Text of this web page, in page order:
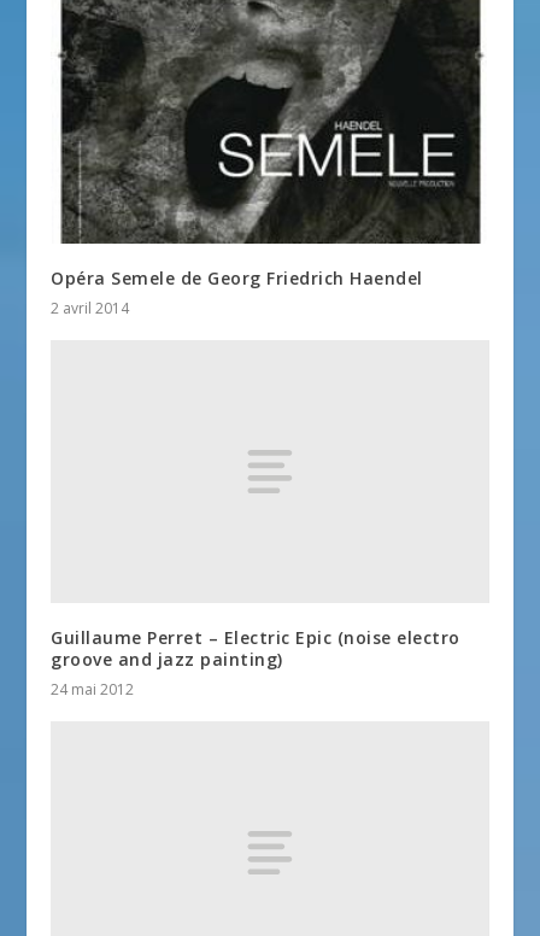
Opéra Semele de Georg Friedrich Haendel
2 avril 2014
Guillaume Perret – Electric Epic (noise electro
groove and jazz painting)
24 mai 2012